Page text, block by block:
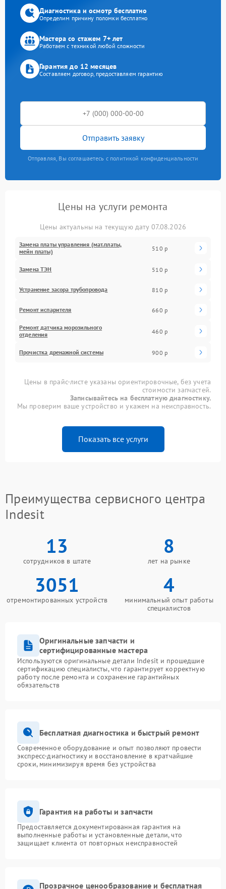
Диагностика и осмотр бесплатно
Определим причину поломки бесплатно
Мастера со стажем 7+ лет
Работаем с техникой любой сложности
Гарантия до 12 месяцев
Составляем договор, предоставляем гарантию
Отправить заявку
Отправляя, Вы соглашаетесь с политикой конфиденциальности
Цены на услуги ремонта
Цены актуальны на текущую дату 07.08.2026
Замена платы управления (мат.платы,
мейн платы)
510 р
Замена ТЭН 510 р
Устранение засора трубопровода 810 р
Ремонт испарителя 660 р
Ремонт датчика морозильного
отделения
460 р
Прочистка дренажной системы 900 р
Цены в прайс-листе указаны ориентировочные, без учета
стоимости запчастей.
Записывайтесь на бесплатную диагностику.
Мы проверим ваше устройство и укажем на неисправность.
Показать все услуги
Преимущества сервисного центра
Indesit
13
сотрудников в штате
8
лет на рынке
3051
отремонтированных устройств
4
минимальный опыт работы
специалистов
Оригинальные запчасти и
сертифицированные мастера
Используются оригинальные детали Indesit и прошедшие
сертификацию специалисты, что гарантирует корректную
работу после ремонта и сохранение гарантийных
обязательств
Бесплатная диагностика и быстрый ремонт
Современное оборудование и опыт позволяют провести
экспресс-диагностику и восстановление в кратчайшие
сроки, минимизируя время без устройства
Гарантия на работы и запчасти
Предоставляется документированная гарантия на
выполненные работы и установленные детали, что
защищает клиента от повторных неисправностей
Прозрачное ценообразование и бесплатная